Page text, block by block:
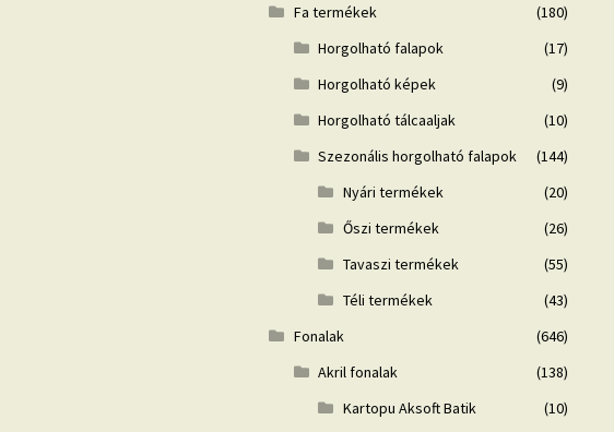
Fa termékek
(180)
Horgolható falapok
(17)
Horgolható képek
(9)
Horgolható tálcaaljak
(10)
Szezonális horgolható falapok
(144)
Nyári termékek
(20)
Őszi termékek
(26)
Tavaszi termékek
(55)
Téli termékek
(43)
Fonalak
(646)
Akril fonalak
(138)
Kartopu Aksoft Batik
(10)